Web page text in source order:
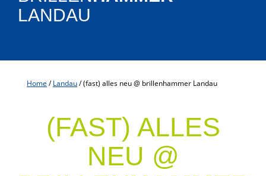
LANDAU
Home /Landau/(fast) alles neu @ brillenhammer Landau
(FAST) ALLES
NEU @